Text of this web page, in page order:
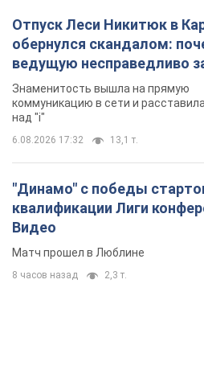
Отпуск Леси Никитюк в
обернулся скандалом:
ведущую несправедливо
Знаменитость вышла на прямую
коммуникацию в сети и
над "i"
6.08.2026 17:32 13,1 т.
"Динамо" с победы
квалификации Лиги
Видео
Матч прошел в Люблине
8 часов назад 2,3 т.